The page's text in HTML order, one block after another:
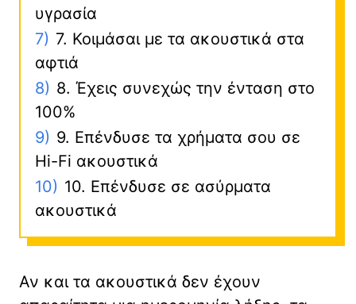
υγρασία
7) 7. Κοιμάσαι με τα ακουστικά στα
αφτιά
8) 8. Έχεις συνεχώς την ένταση στο
100%
9) 9. Επένδυσε τα χρήματα σου σε
Hi-Fi ακουστικά
10) 10. Επένδυσε σε ασύρματα
ακουστικά
Αν και τα ακουστικά δεν έχουν